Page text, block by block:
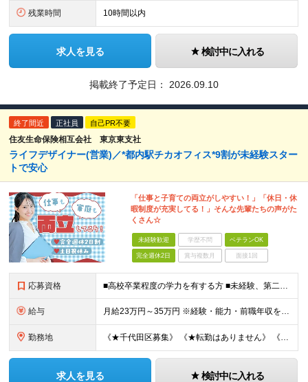
残業時間 10時間以内
求人を見る 検討中に入れる
掲載終了予定日： 2026.09.10
終了間近 正社員 自己PR不要
住友生命保険相互会社 東京東支社
ライフデザイナー(営業)／*都内駅チカオフィス*9割が未経験スター
トで安心
「仕事と子育ての両立がしやすい！」「休日・休
暇制度が充実してる！」そんな先輩たちの声がた
くさん☆
未経験歓迎 学歴不問 ベテランOK
完全週休2日 賞与複数月 面接1回
応募資格 ■高校卒業程度の学力を有する方 ■未経験、第二新卒歓迎！ ■性別不問
給与 月給23万円～35万円 ※経験・能力・前職年収を考慮の上、35万円を限度に検討します ※固定残業代（おおむね15時間分／2.7万円から4.2万円）を含みます。15時間を超過した分は、別途支給します。
勤務地 《★千代田区募集》 《★転勤はありません》 《★U・Iターン歓迎》 【住友生命保険相互会社 東京東支社 東京東第一支部】 ▼勤務地▼ ●千代田区神田岩本町1番地 住友生命千代田ビル4F TEL：0
求人を見る 検討中に入れる